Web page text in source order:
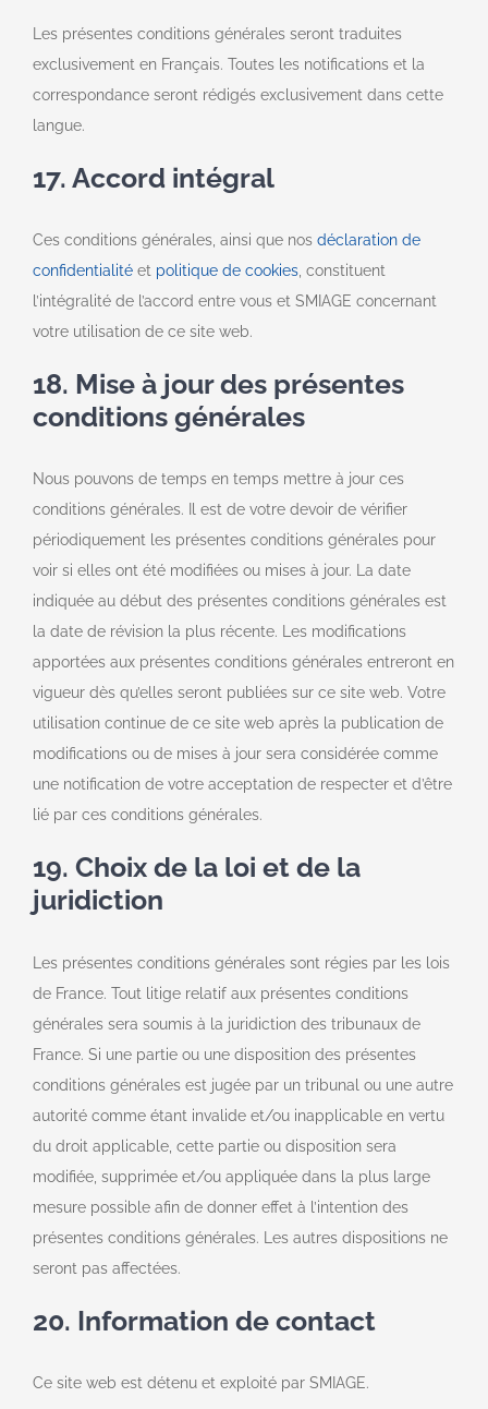
Les présentes conditions générales seront traduites
exclusivement en Français. Toutes les notifications et la
correspondance seront rédigés exclusivement dans cette
langue.
17. Accord intégral
Ces conditions générales, ainsi que nos déclaration de
confidentialité et politique de cookies , constituent
l’intégralité de l’accord entre vous et SMIAGE concernant
votre utilisation de ce site web.
18. Mise à jour des présentes
conditions générales
Nous pouvons de temps en temps mettre à jour ces
conditions générales. Il est de votre devoir de vérifier
périodiquement les présentes conditions générales pour
voir si elles ont été modifiées ou mises à jour. La date
indiquée au début des présentes conditions générales est
la date de révision la plus récente. Les modifications
apportées aux présentes conditions générales entreront en
vigueur dès qu’elles seront publiées sur ce site web. Votre
utilisation continue de ce site web après la publication de
modifications ou de mises à jour sera considérée comme
une notification de votre acceptation de respecter et d’être
lié par ces conditions générales.
19. Choix de la loi et de la
juridiction
Les présentes conditions générales sont régies par les lois
de France. Tout litige relatif aux présentes conditions
générales sera soumis à la juridiction des tribunaux de
France. Si une partie ou une disposition des présentes
conditions générales est jugée par un tribunal ou une autre
autorité comme étant invalide et/ou inapplicable en vertu
du droit applicable, cette partie ou disposition sera
modifiée, supprimée et/ou appliquée dans la plus large
mesure possible afin de donner effet à l’intention des
présentes conditions générales. Les autres dispositions ne
seront pas affectées.
20. Information de contact
Ce site web est détenu et exploité par SMIAGE.